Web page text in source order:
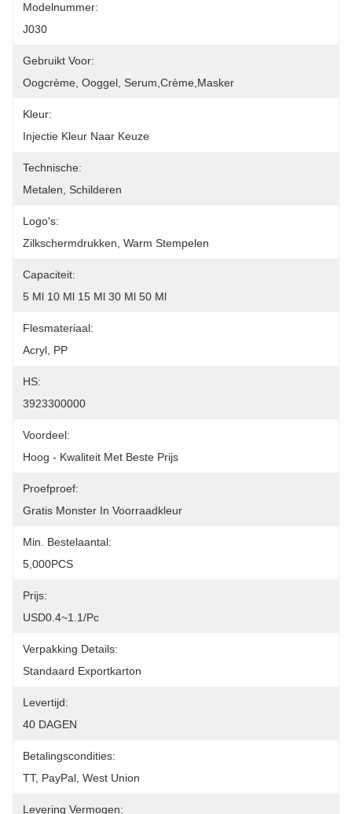
Modelnummer:
J030
Gebruikt Voor:
Oogcrème, Ooggel, Serum,crème,masker
Kleur:
Injectie Kleur Naar Keuze
Technische:
Metalen, Schilderen
Logo's:
Zilkschermdrukken, Warm Stempelen
Capaciteit:
5 Ml 10 Ml 15 Ml 30 Ml 50 Ml
Flesmateriaal:
Acryl, PP
HS:
3923300000
Voordeel:
Hoog - Kwaliteit Met Beste Prijs
Proefproef:
Gratis Monster In Voorraadkleur
Min. Bestelaantal:
5,000PCS
Prijs:
USD0.4~1.1/pc
Verpakking Details:
Standaard Exportkarton
Levertijd:
40 DAGEN
Betalingscondities:
TT, PayPal, West Union
Levering Vermogen: